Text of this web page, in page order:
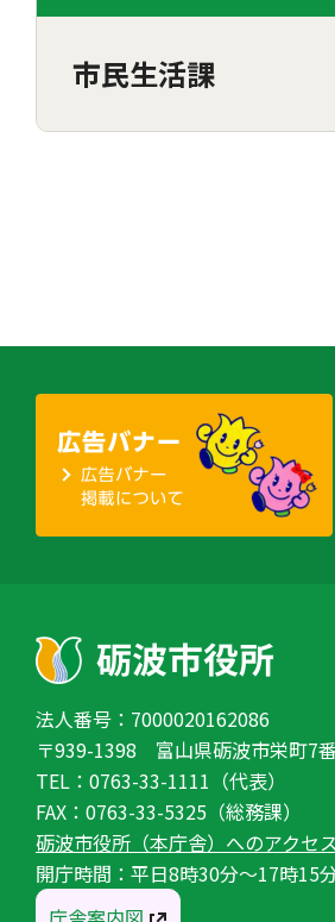
市民生活課
法人番号：7000020162086
〒939-1398 富山県砺波市栄町7
TEL：0763-33-1111（代表）
FAX：0763-33-5325（総務課）
砺波市役所（本庁舎）へのアクセ
開庁時間：平日8時30分〜17時15